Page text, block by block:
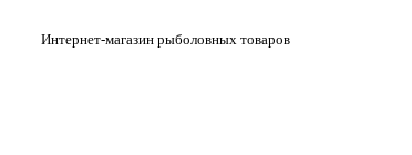
Интернет-магазин рыболовных товаров